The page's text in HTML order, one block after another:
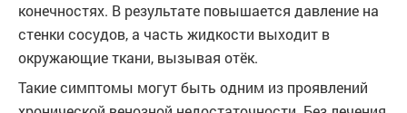
конечностях. В результате повышается давление на
стенки сосудов, а часть жидкости выходит в
окружающие ткани, вызывая отёк.
Такие симптомы могут быть одним из проявлений